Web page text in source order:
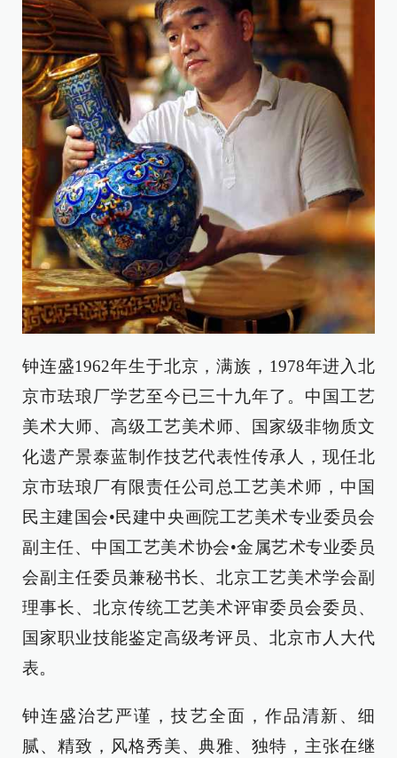
钟连盛1962年生于北京，满族，1978年进入北
京市珐琅厂学艺至今已三十九年了。中国工艺
美术大师、高级工艺美术师、国家级非物质文
化遗产景泰蓝制作技艺代表性传承人，现任北
京市珐琅厂有限责任公司总工艺美术师，中国
民主建国会•民建中央画院工艺美术专业委员会
副主任、中国工艺美术协会•金属艺术专业委员
会副主任委员兼秘书长、北京工艺美术学会副
理事长、北京传统工艺美术评审委员会委员、
国家职业技能鉴定高级考评员、北京市人大代
表。
钟连盛治艺严谨，技艺全面，作品清新、细
腻、精致，风格秀美、典雅、独特，主张在继